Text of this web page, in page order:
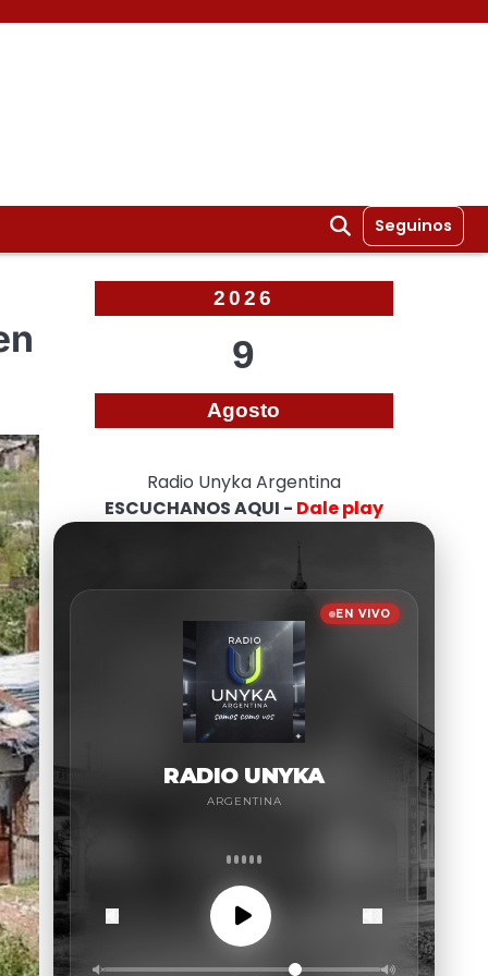
Seguinos
2026
9
Agosto
Radio Unyka Argentina
ESCUCHANOS AQUI - Dale play